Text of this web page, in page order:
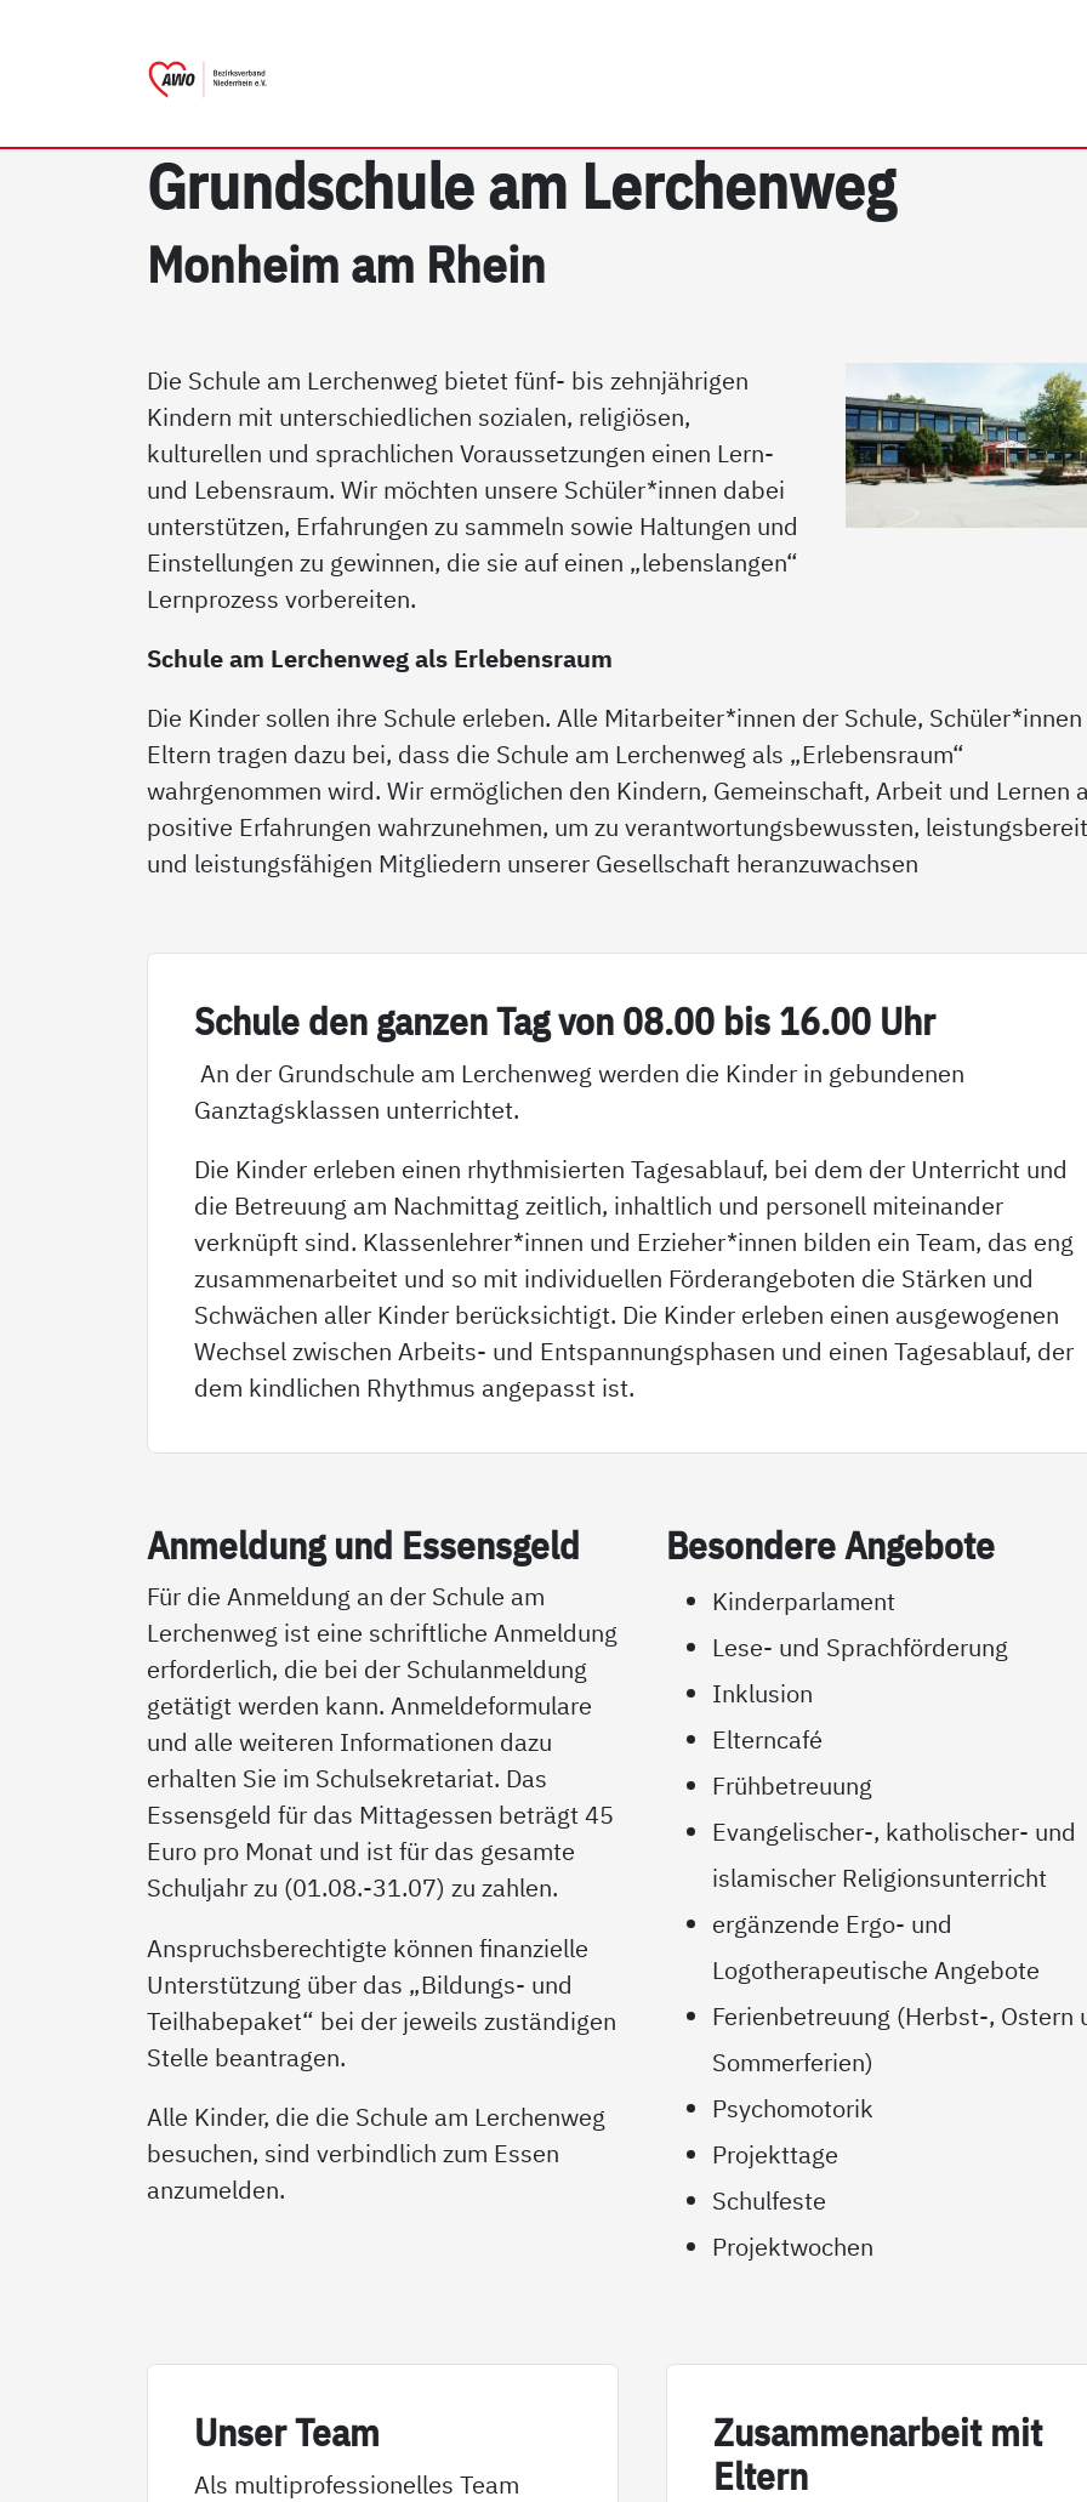
Grund­schu­le am Ler­chen­weg
Mon­heim am Rhein
Die Schule am Lerchenweg bietet fünf- bis zehnjährigen
Kindern mit unterschiedlichen sozialen, religiösen,
kulturellen und sprachlichen Voraussetzungen einen Lern-
und Lebensraum. Wir möchten unsere Schüler*innen dabei
unterstützen, Erfahrungen zu sammeln sowie Haltungen und
Einstellungen zu gewinnen, die sie auf einen „lebenslangen“
Lernprozess vorbereiten.
Schule am Lerchenweg als Erlebensraum
Die Kinder sollen ihre Schule erleben. Alle Mitarbeiter*innen der Schule,
Eltern tragen dazu bei, dass die Schule am Lerchenweg als „Erlebensraum“
wahrgenommen wird. Wir ermöglichen den Kindern, Gemeinschaft, Arbeit und Lernen
positive Erfahrungen wahrzunehmen, um zu verantwortungsbewussten,
und leistungsfähigen Mitgliedern unserer Gesellschaft heranzuwachsen
Schu­le den gan­zen Tag von 08.00 bis 16.00 Uhr
An der Grundschule am Lerchenweg werden die Kinder in gebundenen
Ganztagsklassen unterrichtet.
Die Kinder erleben einen rhythmisierten Tagesablauf, bei dem der Unterricht und
die Betreuung am Nachmittag zeitlich, inhaltlich und personell miteinander
verknüpft sind. Klassenlehrer*innen und Erzieher*innen bilden ein Team, das eng
zusammenarbeitet und so mit individuellen Förderangeboten die Stärken und
Schwächen aller Kinder berücksichtigt. Die Kinder erleben einen ausgewogenen
Wechsel zwischen Arbeits- und Entspannungsphasen und einen Tagesablauf, der
dem kindlichen Rhythmus angepasst ist.
An­mel­dung und Es­sens­geld
Für die Anmeldung an der Schule am
Lerchenweg ist eine schriftliche Anmeldung
erforderlich, die bei der Schulanmeldung
getätigt werden kann. Anmeldeformulare
und alle weiteren Informationen dazu
erhalten Sie im Schulsekretariat. Das
Essensgeld für das Mittagessen beträgt 45
Euro pro Monat und ist für das gesamte
Schuljahr zu (01.08.-31.07) zu zahlen.
Anspruchsberechtigte können finanzielle
Unterstützung über das „Bildungs- und
Teilhabepaket“ bei der jeweils zuständigen
Stelle beantragen.
Alle Kinder, die die Schule am Lerchenweg
besuchen, sind verbindlich zum Essen
anzumelden.
Be­son­de­re An­ge­bo­te
Kinderparlament
Lese- und Sprachförderung
Inklusion
Elterncafé
Frühbetreuung
Evangelischer-, katholischer- und
islamischer Religionsunterricht
ergänzende Ergo- und
Logotherapeutische Angebote
Ferienbetreuung (Herbst-, Ostern
Sommerferien)
Psychomotorik
Projekttage
Schulfeste
Projektwochen
Un­­ser Team
Als multiprofessionelles Team
Zu­sam­men­ar­beit mit
El­tern